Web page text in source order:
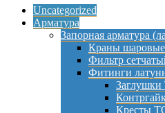
Uncategorized
Арматура
Запорная арматура
Краны
Фильтр
Фитинги
Заглушки
Кресты